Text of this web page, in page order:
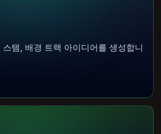
템, 배경 트랙 아이디어를 생성합니